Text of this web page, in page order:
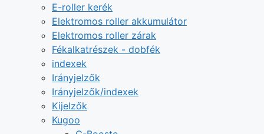
E-roller kerék
Elektromos roller akkumulátor
Elektromos roller zárak
Fékalkatrészek - dobfék
indexek
Irányjelzők
Irányjelzők/indexek
Kijelzők
Kugoo